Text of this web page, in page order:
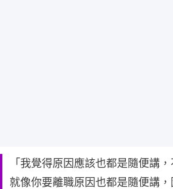
「我覺得原因應該也都是隨便講
就像你要離職原因也都是隨便講